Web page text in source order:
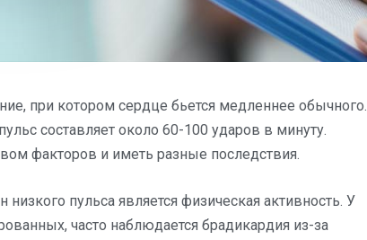
при котором сердце бьется медленнее обычного.
составляет около 60-100 ударов в минуту.
факторов и иметь разные последствия.
пульса является физическая активность. У
часто наблюдается брадикардия из-за